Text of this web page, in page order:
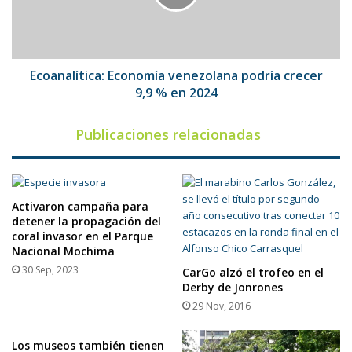
2024
Ecoanalítica: Economía venezolana podría crecer
9,9 % en 2024
Publicaciones relacionadas
Activaron campaña para
detener la propagación del
coral invasor en el Parque
Nacional Mochima
30 Sep, 2023
CarGo alzó el trofeo en el
Derby de Jonrones
29 Nov, 2016
Los museos también tienen